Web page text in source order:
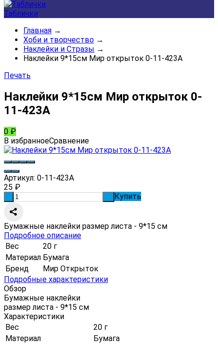
Таблички
Главная →
Хоби и творчество →
Наклейки и Стразы →
Наклейки 9*15см Мир открыток 0-11-423А
Печать
Наклейки 9*15см Мир открыток 0-
11-423А
0 ₽
В избранноеСравнение
Артикул: 0-11-423А
25 ₽
Купить
Бумажные наклейки размер листа - 9*15 см
Подробное описание
Вес
20 г
Материал Бумага
Бренд
Мир Открыток
Подробные характеристики
Обзор
Бумажные наклейки
размер листа - 9*15 см
Характеристики
Вес
20 г
Материал
Бумага